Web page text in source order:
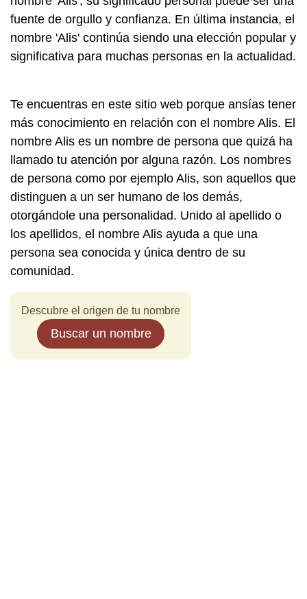
fuente de orgullo y confianza. En última instancia, el
nombre 'Alis' continúa siendo una elección popular y
significativa para muchas personas en la actualidad.
Te encuentras en este sitio web porque ansías tener
más conocimiento en relación con el nombre Alis. El
nombre Alis es un nombre de persona que quizá ha
llamado tu atención por alguna razón. Los nombres
de persona como por ejemplo Alis, son aquellos que
distinguen a un ser humano de los demás,
otorgándole una personalidad. Unido al apellido o
los apellidos, el nombre Alis ayuda a que una
persona sea conocida y única dentro de su
comunidad.
Descubre el origen de tu nombre
Buscar un nombre